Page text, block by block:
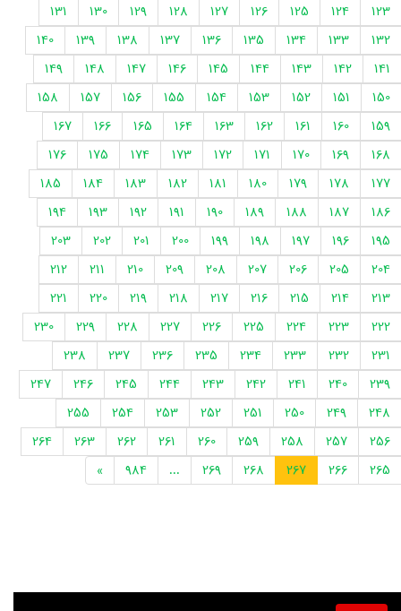
123
124
125
126
127
128
129
130
131
132
133
134
135
136
137
138
139
140
141
142
143
144
145
146
147
148
149
150
151
152
153
154
155
156
157
158
159
160
161
162
163
164
165
166
167
168
169
170
171
172
173
174
175
176
177
178
179
180
181
182
183
184
185
186
187
188
189
190
191
192
193
194
195
196
197
198
199
200
201
202
203
204
205
206
207
208
209
210
211
212
213
214
215
216
217
218
219
220
221
222
223
224
225
226
227
228
229
230
231
232
233
234
235
236
237
238
239
240
241
242
243
244
245
246
247
248
249
250
251
252
253
254
255
256
257
258
259
260
261
262
263
264
265
266
267
268
269
...
984
»